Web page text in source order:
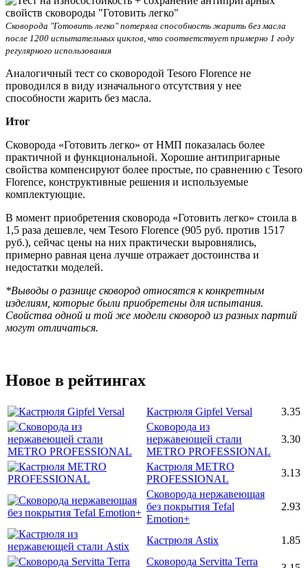
Сковорода "Готовить легко" потеряла способность жарить без масла
после 1200 испытательных циклов, что соответствует примерно 1 году
регулярного использования
Аналогичный тест со сковородой Tesoro Florence не
проводился в виду изначального отсутствия у нее
способности жарить без масла.
Итог
Сковорода «Готовить легко» от НМП показалась более
практичной и функциональной. Хорошие антипригарные
свойства компенсируют более простые, по сравнению с Tesoro
Florence, конструктивные решения и используемые
комплектующие.
В момент приобретения сковорода «Готовить легко» стоила в
1,5 раза дешевле, чем Tesoro Florence (905 руб. против 1517
руб.), сейчас цены на них практически выровнялись,
примерно равная цена лучше отражает достоинства и
недостатки моделей.
*Выводы о разнице сковород относятся к конкретным
изделиям, которые были приобретены для испытания.
Свойства одной и той же модели сковород из разных партий
могут отличаться.
Новое в рейтингах
Кастрюля Gipfel Versal
3.35
Сковорода из
нержавеющей стали
METRO PROFESSIONAL
3.30
Кастрюля METRO
PROFESSIONAL
3.13
Сковорода нержавеющая
без покрытия Tefal
Emotion+
2.93
Кастрюля Astix
1.85
Сковорода Servitta Terra